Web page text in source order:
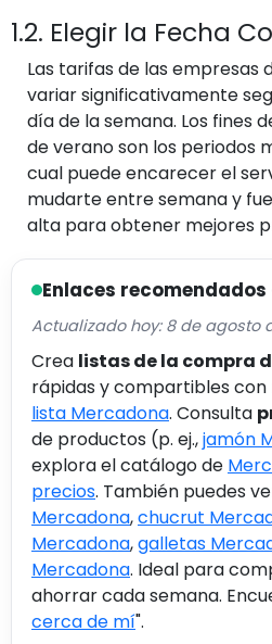
1.2. Elegir la Fecha
Las tarifas de las empresas
variar significativamente
día de la semana. Los fines
de verano son los periodos
cual puede encarecer el
mudarte entre semana y
alta para obtener mejores
Enlaces recomendados
Actualizado hoy: 8 de agosto
Crea listas de la compra
rápidas y compartibles con
lista Mercadona. Consulta
de productos (p. ej.,jamón
explora el catálogo de
precios. También puedes
Mercadona,chucrut
Mercadona,galletas
Mercadona. Ideal para
ahorrar cada semana.
cerca de mí".